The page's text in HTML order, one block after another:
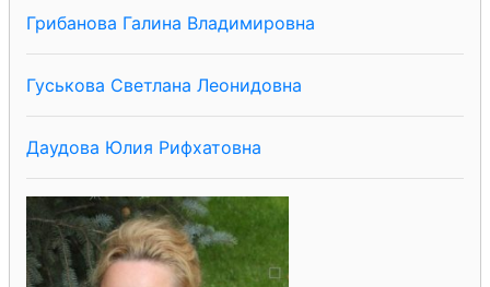
Грибанова Галина Владимировна
Гуськова Светлана Леонидовна
Даудова Юлия Рифхатовна